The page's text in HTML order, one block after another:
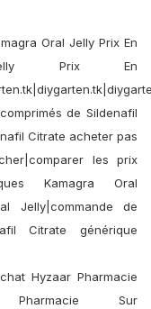
Oral Jelly Prix En
Jelly Prix En
de Sildenafil
Citrate acheter pas
les prix
Kamagra Oral
Jelly|commande de
Citrate générique
Hyzaar Pharmacie
Sur